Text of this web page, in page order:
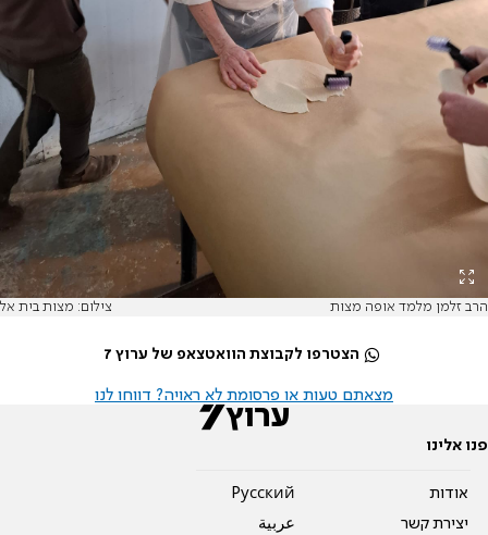
הרב זלמן מלמד אופה מצות צילום: מצות בית אל
הצטרפו לקבוצת הוואטצאפ של ערוץ 7
מצאתם טעות או פרסומת לא ראויה? דווחו לנו
פנו אלינו
אודות
יצירת קשר
Pусский
عربية